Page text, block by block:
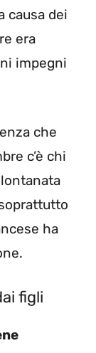
causa dei
era
impegni
che
c’è chi
ha
figli